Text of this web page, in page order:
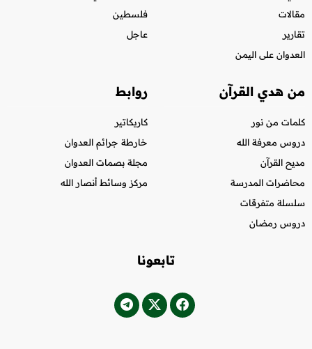
مقالات
تقارير
العدوان على اليمن
فلسطين
عاجل
من هدي القرآن
كلمات من نور
دروس معرفة الله
مديح القرآن
محاضرات المدرسة
سلسلة متفرقات
دروس رمضان
روابط
كاريكاتير
خارطة جرائم العدوان
مجلة بصمات العدوان
مركز وسائط أنصار الله
تابعونا